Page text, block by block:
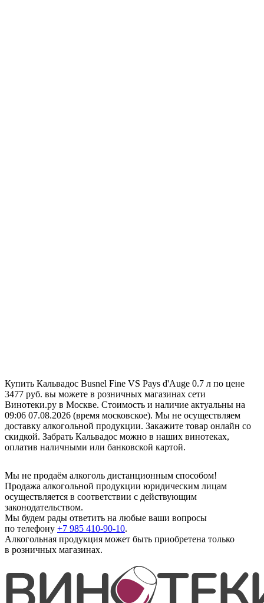
Купить Кальвадос Busnel Fine VS Pays d'Auge 0.7 л по цене
3477 руб. вы можете в розничных магазинах сети
Винотеки.ру в Москве. Стоимость и наличие актуальны на
09:06 07.08.2026 (время московское). Мы не осуществляем
доставку алкогольной продукции. Закажите товар онлайн со
скидкой. Забрать Кальвадос можно в наших винотеках,
оплатив наличными или банковской картой.
Мы не продаём алкоголь дистанционным способом!
Продажа алкогольной продукции юридическим лицам
осуществляется в соответствии с действующим
законодательством.
Мы будем рады ответить на любые ваши вопросы
по телефону +7 985 410-90-10.
Алкогольная продукция может быть приобретена только
в розничных магазинах.